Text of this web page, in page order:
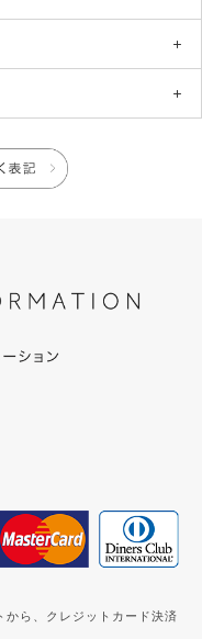
ら、クレジットカード決済